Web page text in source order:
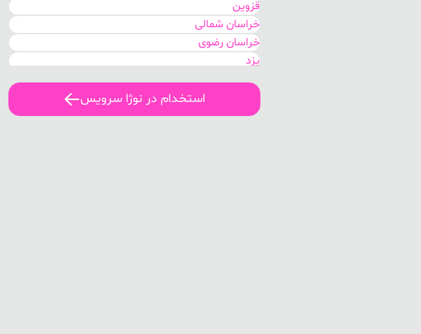
قزوین
خراسان شمالی
خراسان رضوی
یزد
کرمان
کهگیلویه و بویر احمد
هرمزگان
استخدام در نوژا سرویس